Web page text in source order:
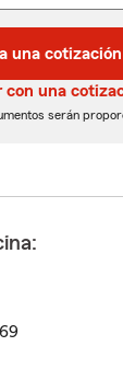
una cotización
con una
serán